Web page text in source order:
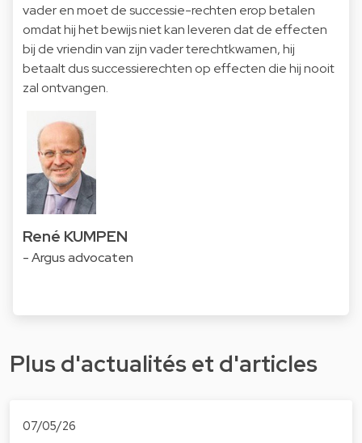
vader en moet de successie-rechten erop betalen
omdat hij het bewijs niet kan leveren dat de effecten
bij de vriendin van zijn vader terechtkwamen, hij
betaalt dus successierechten op effecten die hij nooit
zal ontvangen.
René KUMPEN
- Argus advocaten
Plus d'actualités et d'articles
07/05/26